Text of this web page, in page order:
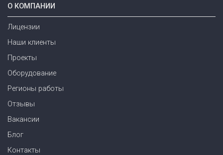
О КОМПАНИИ
Лицензии
Наши клиенты
Проекты
Оборудование
Регионы работы
Отзывы
Вакансии
Блог
Контакты